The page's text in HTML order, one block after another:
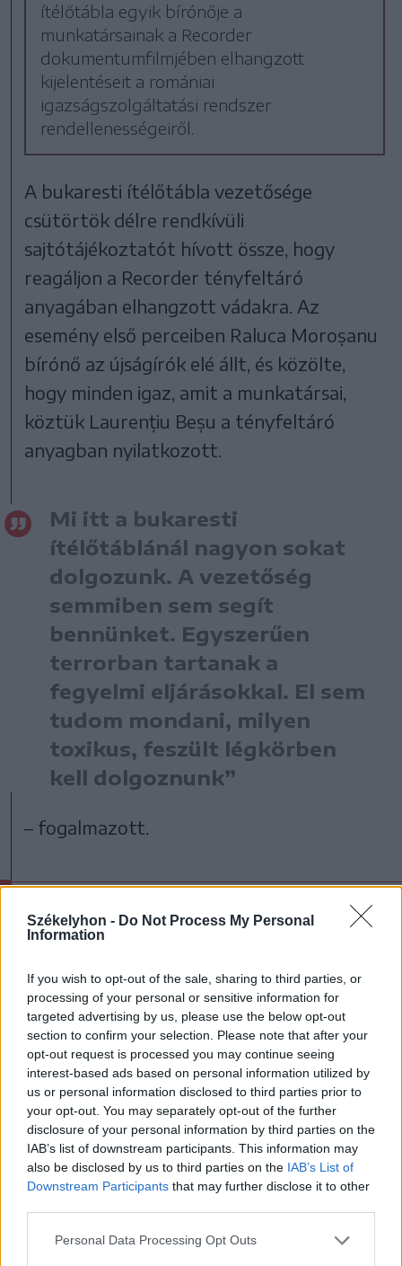
Székelyhon - Do Not Process My Personal
Information
If you wish to opt-out of the sale, sharing to third parties, or
processing of your personal or sensitive information for
targeted advertising by us, please use the below opt-out
section to confirm your selection. Please note that after your
opt-out request is processed you may continue seeing
interest-based ads based on personal information utilized by
us or personal information disclosed to third parties prior to
your opt-out. You may separately opt-out of the further
disclosure of your personal information by third parties on the
IAB’s list of downstream participants. This information may
also be disclosed by us to third parties on the IAB’s List of
Downstream Participants that may further disclose it to other
Personal Data Processing Opt Outs
ítélőtábla egyik bírónője a
munkatársainak a Recorder
dokumentumfilmjében elhangzott
kijelentéseit a romániai
igazságszolgáltatási rendszer
rendellenességeiről.
A bukaresti ítélőtábla vezetősége
csütörtök délre rendkívüli
sajtótájékoztatót hívott össze, hogy
reagáljon a Recorder tényfeltáró
anyagában elhangzott vádakra. Az
esemény első perceiben Raluca Moroșanu
bírónő az újságírók elé állt, és közölte,
hogy minden igaz, amit a munkatársai,
köztük Laurențiu Beșu a tényfeltáró
anyagban nyilatkozott.
Mi itt a bukaresti
ítélőtáblánál nagyon sokat
dolgozunk. A vezetőség
semmiben sem segít
bennünket. Egyszerűen
terrorban tartanak a
fegyelmi eljárásokkal. El sem
tudom mondani, milyen
toxikus, feszült légkörben
kell dolgoznunk”
– fogalmazott.
Nicușor Dan megbeszélésre hívja az
ügyészeket és bírákat
Nicușor Dan államelnök megbeszélésre hív
december 22-én 10 órakor minden olyan bírát és
ügyészt, akik be akarnak számolni az
igazságszolgáltatási rendszer problémáiról.
„Ha 200 bíró és ügyész azt állítja, hogy az
igazságszolgáltatási rendszerben integritási
problémák vannak, akkor nagyon komoly a
helyzet. Minden bírát és ügyészt, aki be
rendszer problémáiról, meghívok egy